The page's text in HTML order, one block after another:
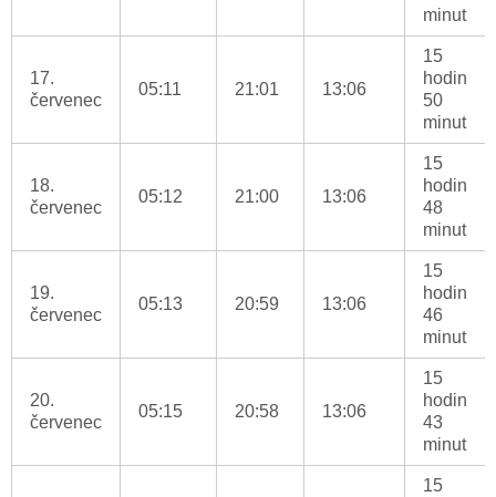
minut
17.
červenec
05:11 21:01 13:06
15
hodin
50
minut
18.
červenec
05:12 21:00 13:06
15
hodin
48
minut
19.
červenec
05:13 20:59 13:06
15
hodin
46
minut
20.
červenec
05:15 20:58 13:06
15
hodin
43
minut
15